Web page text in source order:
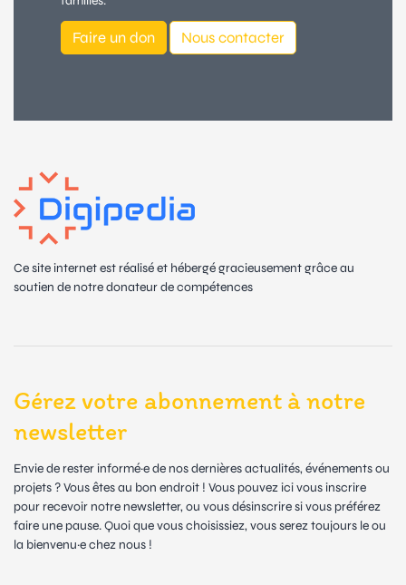
Faire un don Nous contacter
Ce site internet est réalisé et hébergé gracieusement grâce au
soutien de notre donateur de compétences
Gérez votre abonnement à notre
newsletter
Envie de rester informé·e de nos dernières actualités, événements ou
projets ? Vous êtes au bon endroit ! Vous pouvez ici vous inscrire
pour recevoir notre newsletter, ou vous désinscrire si vous préférez
faire une pause. Quoi que vous choisissiez, vous serez toujours le ou
la bienvenu·e chez nous !